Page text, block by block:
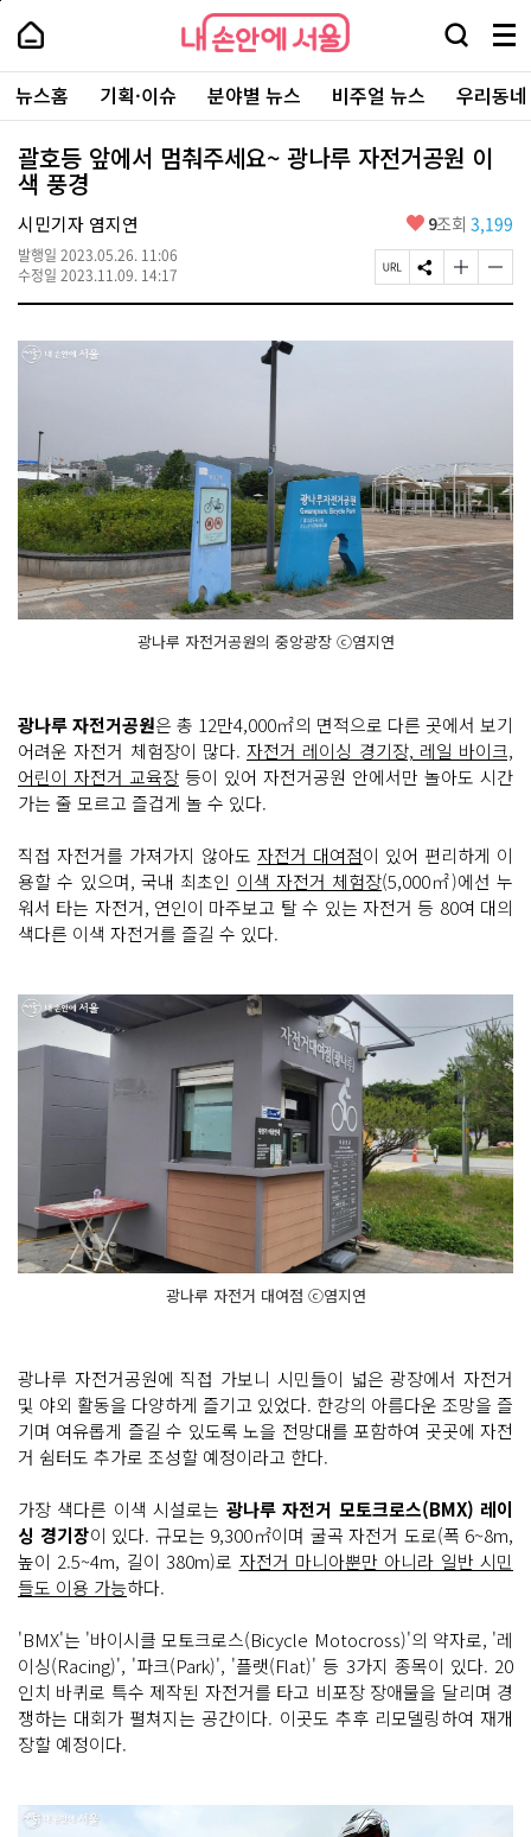
본
로
가
내
손
안
에
서
울
-
서
울
시
대
표
소
통
포
내
손
에
울
검
창
열
기
메
뉴
전
체
보
주
요
서
뉴스홈 기획·이슈 분야별 뉴스 비주얼 뉴스 우리동
괄호등 앞에서 멈춰주세요~ 광나루 자전거공원 이
색 풍경
시민기자 염지연
발행일 2023.05.26. 11:06
수정일 2023.11.09. 14:17
좋
요
9조회 3,199
페
이
U
S
N
공
글
자
기
기
글
자
기
기
광나루 자전거공원의 중앙광장 ⓒ염지연
광나루 자전거공원은 총 12만4,000㎡의 면적으로 다른 곳에서 보기
어려운 자전거 체험장이 많다. 자전거 레이싱 경기장, 레일 바이크,
어린이 자전거 교육장 등이 있어 자전거공원 안에서만 놀아도 시간
가는 줄 모르고 즐겁게 놀 수 있다.
직접 자전거를 가져가지 않아도 자전거 대여점이 있어 편리하게 이
용할 수 있으며, 국내 최초인 이색 자전거 체험장(5,000㎡)에선 누
워서 타는 자전거, 연인이 마주보고 탈 수 있는 자전거 등 80여 대의
색다른 이색 자전거를 즐길 수 있다.
광나루 자전거 대여점 ⓒ염지연
광나루 자전거공원에 직접 가보니 시민들이 넓은 광장에서 자전거
및 야외 활동을 다양하게 즐기고 있었다. 한강의 아름다운 조망을 즐
기며 여유롭게 즐길 수 있도록 노을 전망대를 포함하여 곳곳에 자전
거 쉼터도 추가로 조성할 예정이라고 한다.
가장 색다른 이색 시설로는 광나루 자전거 모토크로스(BMX) 레이
싱 경기장이 있다. 규모는 9,300㎡이며 굴곡 자전거 도로(폭 6~8m,
높이 2.5~4m, 길이 380m)로 자전거 마니아뿐만 아니라 일반 시민
들도 이용 가능하다.
'BMX'는 '바이시클 모토크로스(Bicycle Motocross)'의 약자로, '레
이싱(Racing)', '파크(Park)', '플랫(Flat)' 등 3가지 종목이 있다. 20
인치 바퀴로 특수 제작된 자전거를 타고 비포장 장애물을 달리며 경
쟁하는 대회가 펼쳐지는 공간이다. 이곳도 추후 리모델링하여 재개
장할 예정이다.
페
상
단
로